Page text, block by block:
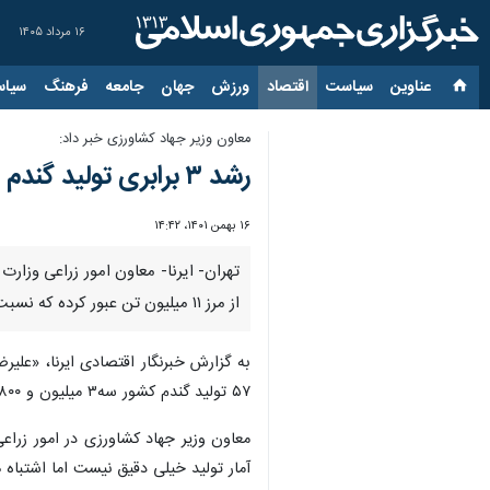
۱۶ مرداد ۱۴۰۵
عناوین‌ سیاست اقتصاد ورزش جهان جامعه فرهنگ
معاون وزیر جهاد کشاورزی خبر داد:
رشد ۳ برابری تولید گندم کشور پس از انقلاب اسلامی/ واردات پیاز برای تنظیم بازار داخلی
۱۶ بهمن ۱۴۰۱، ۱۴:۴۲